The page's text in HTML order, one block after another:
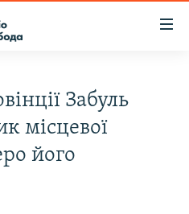
Забуль
місцевої
його